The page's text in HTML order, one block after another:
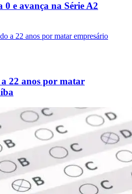
e avança na Série A2
22 anos por matar